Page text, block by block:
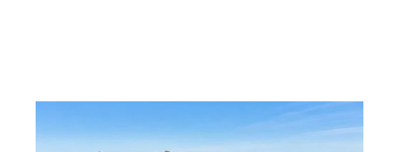
230 m , 5 pièces